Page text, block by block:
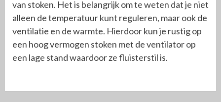
van stoken. Het is belangrijk om te weten dat je niet
alleen de temperatuur kunt reguleren, maar ook de
ventilatie en de warmte. Hierdoor kun je rustig op
een hoog vermogen stoken met de ventilator op
een lage stand waardoor ze fluisterstil is.